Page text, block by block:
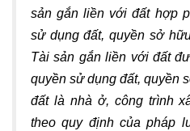
sản gắn liền với đất hợp
sử dụng đất, quyền sở
Tài sản gắn liền với đất
quyền sử dụng đất, quyền
đất là nhà ở, công trình
theo quy định của pháp